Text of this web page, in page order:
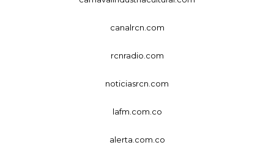
canalrcn.com
rcnradio.com
noticiasrcn.com
lafm.com.co
alerta.com.co